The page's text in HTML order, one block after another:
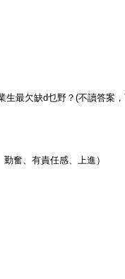
生最欠缺d乜野？(不讀答案
奮、有責任感、上進）